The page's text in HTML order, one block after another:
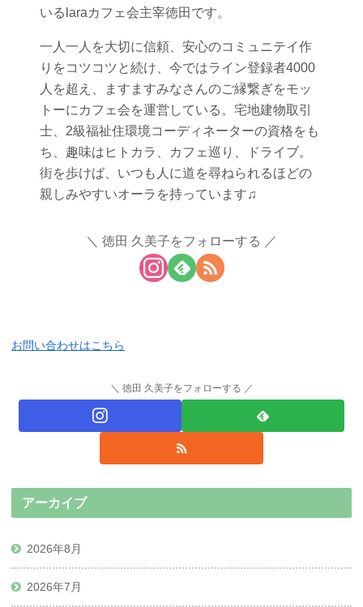
いるlaraカフェ会主宰徳田です。
一人一人を大切に信頼、安心のコミュニテイ作
りをコツコツと続け、今ではライン登録者4000
人を超え、ますますみなさんのご縁繋ぎをモッ
トーにカフェ会を運営している。宅地建物取引
士、2級福祉住環境コーディネーターの資格をも
ち、趣味はヒトカラ、カフェ巡り、ドライブ。
街を歩けば、いつも人に道を尋ねられるほどの
親しみやすいオーラを持っています♫
徳田 久美子をフォローする
お問い合わせはこちら
徳田 久美子をフォローする
アーカイブ
2026年8月
2026年7月